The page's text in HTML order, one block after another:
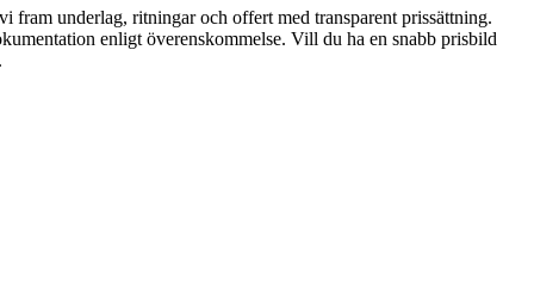
fram underlag, ritningar och offert med transparent prissättning.
enligt överenskommelse. Vill du ha en snabb prisbild